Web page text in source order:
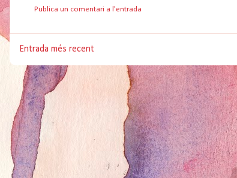
Publica un comentari a l'entrada
Entrada més recent